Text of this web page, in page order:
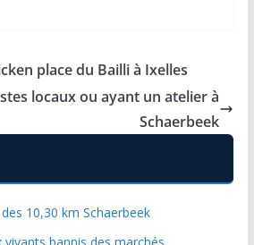
place du Bailli à Ixelles
locaux ou ayant un atelier à
Schaerbeek
10,30 km Schaerbeek